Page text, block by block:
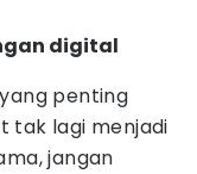
digital
penting
tak lagi menjadi
jangan